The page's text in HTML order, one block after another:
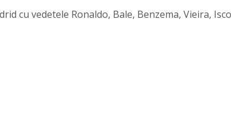
cu vedetele Ronaldo, Bale, Benzema, Vieira,